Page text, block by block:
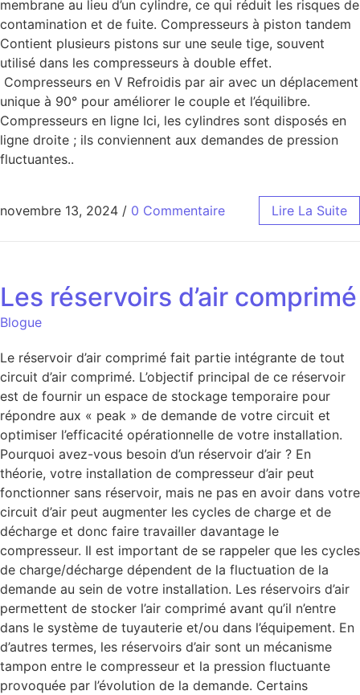
membrane au lieu d’un cylindre, ce qui réduit les risques de
contamination et de fuite. Compresseurs à piston tandem
Contient plusieurs pistons sur une seule tige, souvent
utilisé dans les compresseurs à double effet.
Compresseurs en V Refroidis par air avec un déplacement
unique à 90° pour améliorer le couple et l’équilibre.
Compresseurs en ligne Ici, les cylindres sont disposés en
ligne droite ; ils conviennent aux demandes de pression
fluctuantes..
novembre 13, 2024 / 0 Commentaire Lire La Suite
Les réservoirs d’air comprimé
Blogue
Le réservoir d’air comprimé fait partie intégrante de tout
circuit d’air comprimé. L’objectif principal de ce réservoir
est de fournir un espace de stockage temporaire pour
répondre aux « peak » de demande de votre circuit et
optimiser l’efficacité opérationnelle de votre installation.
Pourquoi avez-vous besoin d’un réservoir d’air ? En
théorie, votre installation de compresseur d’air peut
fonctionner sans réservoir, mais ne pas en avoir dans votre
circuit d’air peut augmenter les cycles de charge et de
décharge et donc faire travailler davantage le
compresseur. Il est important de se rappeler que les cycles
de charge/décharge dépendent de la fluctuation de la
demande au sein de votre installation. Les réservoirs d’air
permettent de stocker l’air comprimé avant qu’il n’entre
dans le système de tuyauterie et/ou dans l’équipement. En
d’autres termes, les réservoirs d’air sont un mécanisme
tampon entre le compresseur et la pression fluctuante
provoquée par l’évolution de la demande. Certains